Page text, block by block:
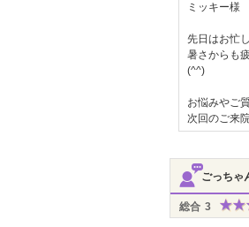
ミッキー様
先日はお忙
暑さからも
(^^)
お悩みやご
次回のご来
ごっちゃ
総合 3